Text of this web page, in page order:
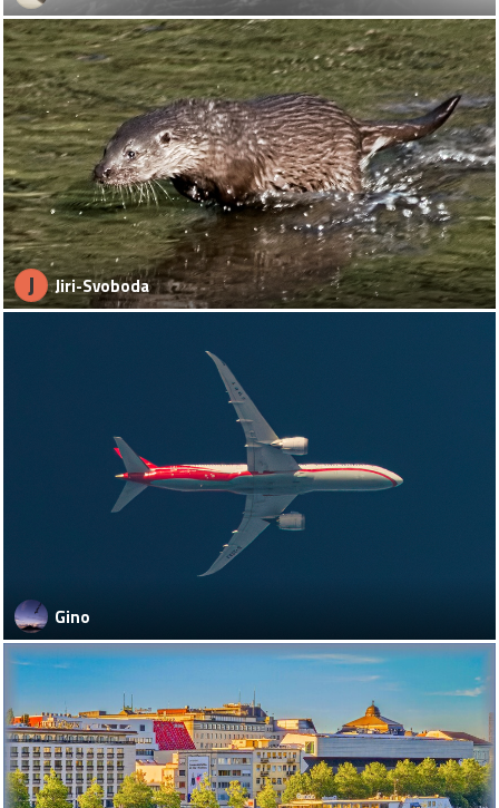
J Jiri-Svoboda
Gino